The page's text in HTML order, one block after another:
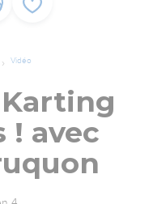
Vidéo
! avec